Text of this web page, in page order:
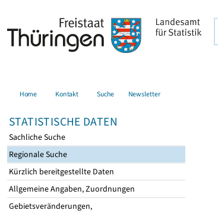
Home Kontakt Suche Newsletter
STATISTISCHE DATEN
Sachliche Suche
Regionale Suche
Kürzlich bereitgestellte Daten
Allgemeine Angaben, Zuordnungen
Gebietsveränderungen,